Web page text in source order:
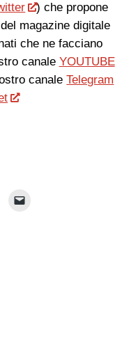
) che propone
magazine digitale
che ne facciano
canale YOUTUBE
canaleTelegram